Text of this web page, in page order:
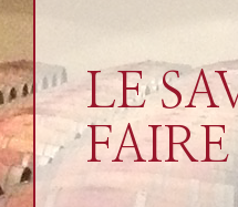
LE
FAIRE